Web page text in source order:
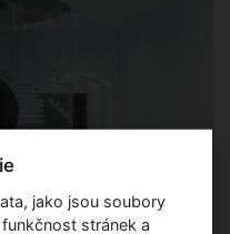
jako jsou soubory
stránek a